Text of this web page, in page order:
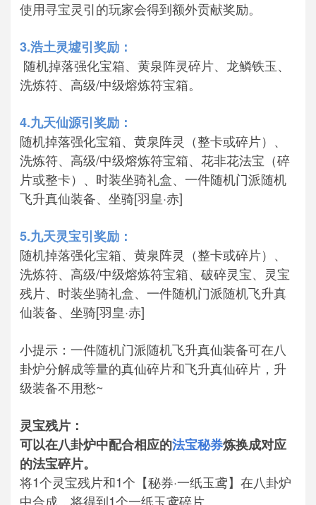
使用寻宝灵引的玩家会得到额外贡献奖励。
3.浩土灵墟引奖励：
随机掉落强化宝箱、黄泉阵灵碎片、龙鳞铁玉、
洗炼符、高级/中级熔炼符宝箱。
4.九天仙源引奖励：
随机掉落强化宝箱、黄泉阵灵（整卡或碎片）、
洗炼符、高级/中级熔炼符宝箱、花非花法宝（碎
片或整卡）、时装坐骑礼盒、一件随机门派随机
飞升真仙装备、坐骑[羽皇·赤]
5.九天灵宝引奖励：
随机掉落强化宝箱、黄泉阵灵（整卡或碎片）、
洗炼符、高级/中级熔炼符宝箱、破碎灵宝、灵宝
残片、时装坐骑礼盒、一件随机门派随机飞升真
仙装备、坐骑[羽皇·赤]
小提示：一件随机门派随机飞升真仙装备可在八
卦炉分解成等量的真仙碎片和飞升真仙碎片，升
级装备不用愁~
灵宝残片：
可以在八卦炉中配合相应的法宝秘券炼换成对应
的法宝碎片。
将1个灵宝残片和1个【秘券·一纸玉鸢】在八卦炉
中合成，将得到1个一纸玉鸢碎片